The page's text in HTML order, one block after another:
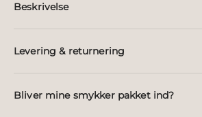
Beskrivelse
Levering & returnering
Bliver mine smykker pakket ind?